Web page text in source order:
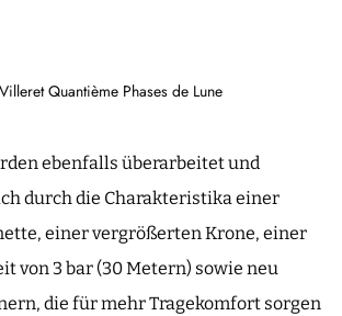
Quantième Phases de Lune
ebenfalls überarbeitet und
durch die Charakteristika einer
einer vergrößerten Krone, einer
von 3 bar (30 Metern) sowie neu
die für mehr Tragekomfort sorgen